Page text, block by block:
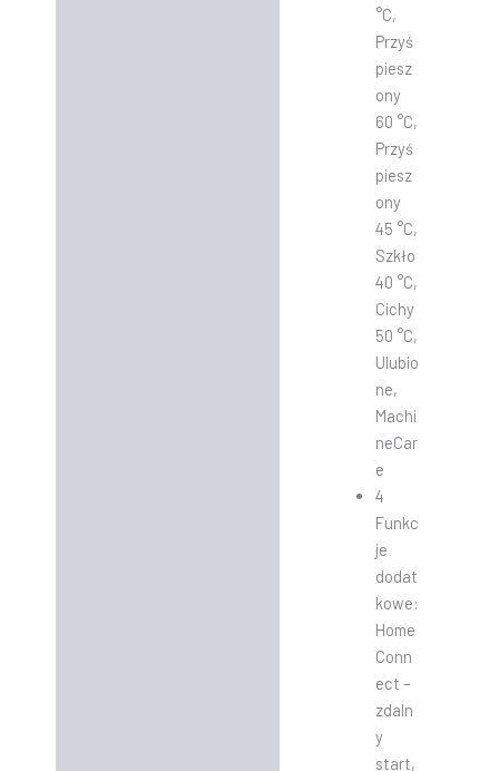
°C,
Przyś
piesz
ony
60 °C,
Przyś
piesz
ony
45 °C,
Szkło
40 °C,
Cichy
50 °C,
Ulubio
ne,
Machi
neCar
e
4
Funkc
je
dodat
kowe:
Home
Conn
ect –
zdaln
y
start,